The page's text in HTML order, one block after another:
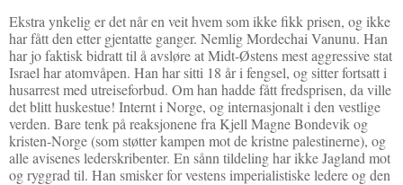
Ekstra ynkelig er det når en veit hvem som ikke fikk prisen, og ikke
har fått den etter gjentatte ganger. Nemlig Mordechai Vanunu. Han
har jo faktisk bidratt til å avsløre at Midt-Østens mest aggressive stat
Israel har atomvåpen. Han har sitti 18 år i fengsel, og sitter fortsatt i
husarrest med utreiseforbud. Om han hadde fått fredsprisen, da ville
det blitt huskestue! Internt i Norge, og internasjonalt i den vestlige
verden. Bare tenk på reaksjonene fra Kjell Magne Bondevik og
kristen-Norge (som støtter kampen mot de kristne palestinerne), og
alle avisenes lederskribenter. En sånn tildeling har ikke Jagland mot
og ryggrad til. Han smisker for vestens imperialistiske ledere og den